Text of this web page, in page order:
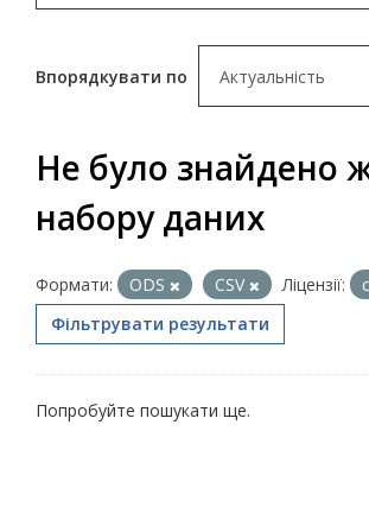
Впорядкувати по
Не було знайдено
набору даних
Формати: ODS CSV Ліцензії:
Фільтрувати результати
Попробуйте пошукати ще.